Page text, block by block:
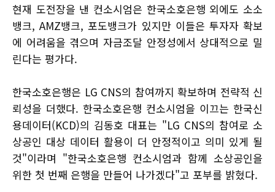
현재 도전장을 낸 컨소시엄은 한국소호은행 외에도 소소
뱅크, AMZ뱅크, 포도뱅크가 있지만 이들은 투자자 확보
에 어려움을 겪으며 자금조달 안정성에서 상대적으로 밀
린다는 평가다.
한국소호은행은 LG CNS의 참여까지 확보하며 전략적 신
뢰성을 더했다. 한국소호은행 컨소시엄을 이끄는 한국신
용데이터(KCD)의 김동호 대표는 "LG CNS의 참여로 소
상공인 대상 데이터 활용이 더 안정적이고 의미 있게 될
것"이라며 "한국소호은행 컨소시엄과 함께 소상공인을
위한 첫 번째 은행을 만들어 나가겠다"고 포부를 밝혔다.